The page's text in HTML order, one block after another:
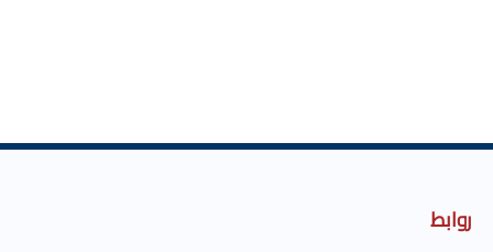
روابط